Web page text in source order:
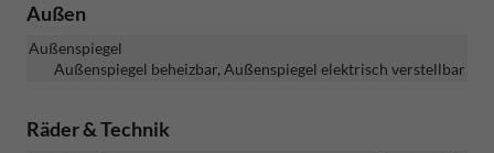
Außen
Außenspiegel
Außenspiegel beheizbar, Außenspiegel elektrisch verstellbar
Räder & Technik